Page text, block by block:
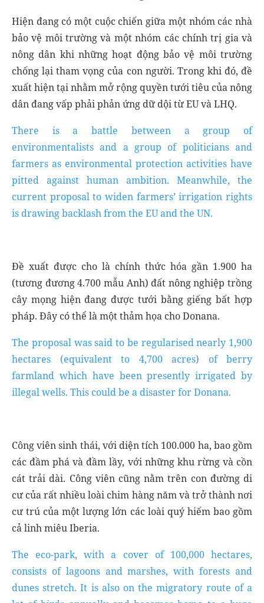
Hiện đang có một cuộc chiến giữa một nhóm các nhà
bảo vệ môi trường và một nhóm các chính trị gia và
nông dân khi những hoạt động bảo vệ môi trường
chống lại tham vọng của con người. Trong khi đó, đề
xuất hiện tại nhằm mở rộng quyền tưới tiêu của nông
dân đang vấp phải phản ứng dữ dội từ EU và LHQ.
There is a battle between a group of
environmentalists and a group of politicians and
farmers as environmental protection activities have
pitted against human ambition. Meanwhile, the
current proposal to widen farmers’ irrigation rights
is drawing backlash from the EU and the UN.
Đề xuất được cho là chính thức hóa gần 1.900 ha
(tương đương 4.700 mẫu Anh) đất nông nghiệp trồng
cây mọng hiện đang được tưới bằng giếng bất hợp
pháp. Đây có thể là một thảm họa cho Donana.
The proposal was said to be regularised nearly 1,900
hectares (equivalent to 4,700 acres) of berry
farmland which have been presently irrigated by
illegal wells. This could be a disaster for Donana.
Công viên sinh thái, với diện tích 100.000 ha, bao gồm
các đầm phá và đầm lầy, với những khu rừng và cồn
cát trải dài. Công viên cũng nằm trên con đường di
cư của rất nhiều loài chim hàng năm và trở thành nơi
cư trú của một lượng lớn các loài quý hiếm bao gồm
cả linh miêu Iberia.
The eco-park, with a cover of 100,000 hectares,
consists of lagoons and marshes, with forests and
dunes stretch. It is also on the migratory route of a